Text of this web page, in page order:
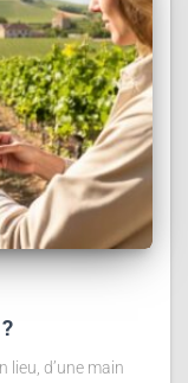
lieu, d’une main